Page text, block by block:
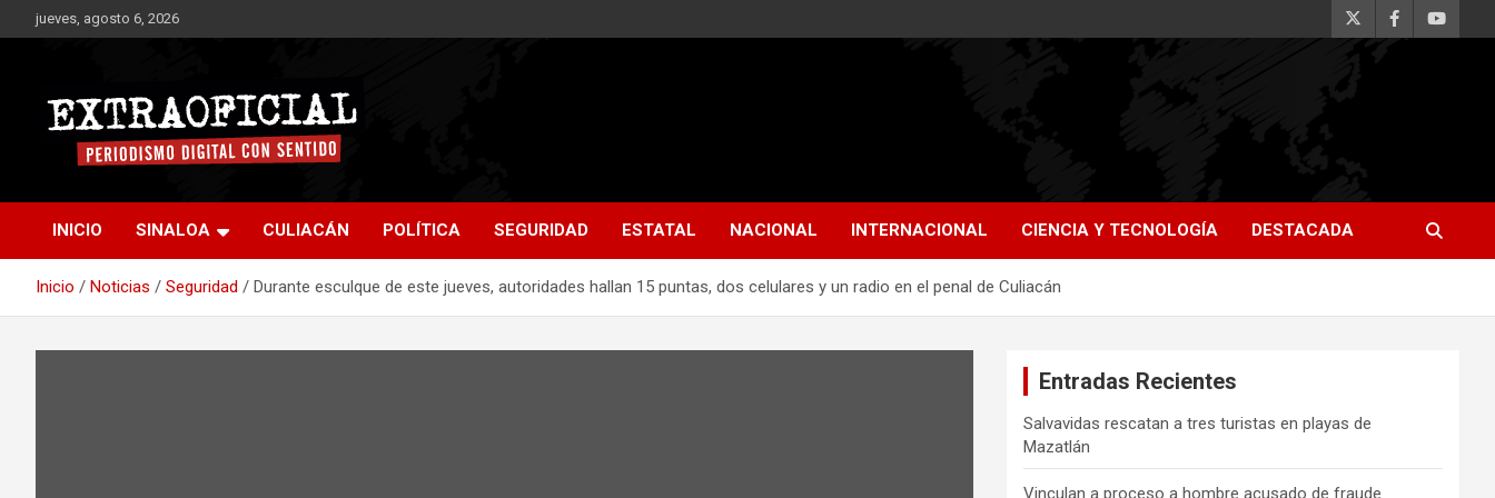
Saltar
al
jueves, agosto 6, 2026
Extraoficial
INICIO SINALOA CULIACÁN POLÍTICA SEGURIDAD ESTATAL NACIONAL INTERNACIONAL CIENCIA Y TECNOLOGÍA DESTACADA
Inicio Noticias Seguridad Durante esculque de este jueves, autoridades hallan 15 puntas, dos celulares y un radio en el penal de Culiacán
Entradas Recientes
Salvavidas rescatan a tres turistas en playas de
Mazatlán
Vinculan a proceso a hombre acusado de fraude